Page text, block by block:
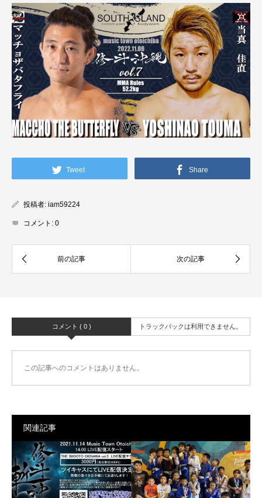
Tweet Share
投稿者: iam59224
コメント: 0
コメント ( 0 ) トラックバックは利用できません。
この記事へのコメントはありません。
関連記事